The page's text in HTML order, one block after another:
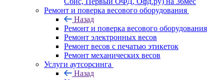
Ремонт и поверка весового оборудования
Назад
Ремонт и поверка весового оборудования
Ремонт электронных весов
Ремонт весов с печатью этикеток
Ремонт механических весов
Услуги аутсорсинга
Назад